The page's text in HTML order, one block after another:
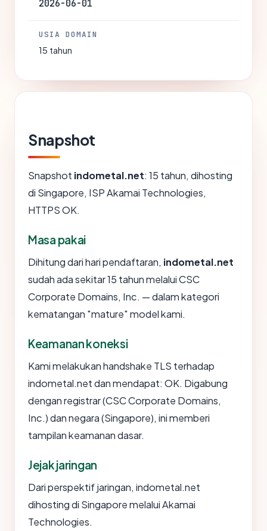
2026-06-01
USIA DOMAIN
15 tahun
Snapshot
Snapshot indometal.net: 15 tahun, dihosting
di Singapore, ISP Akamai Technologies,
HTTPS OK.
Masa pakai
Dihitung dari hari pendaftaran, indometal.net
sudah ada sekitar 15 tahun melalui CSC
Corporate Domains, Inc. — dalam kategori
kematangan "mature" model kami.
Keamanan koneksi
Kami melakukan handshake TLS terhadap
indometal.net dan mendapat: OK. Digabung
dengan registrar (CSC Corporate Domains,
Inc.) dan negara (Singapore), ini memberi
tampilan keamanan dasar.
Jejak jaringan
Dari perspektif jaringan, indometal.net
dihosting di Singapore melalui Akamai
Technologies.